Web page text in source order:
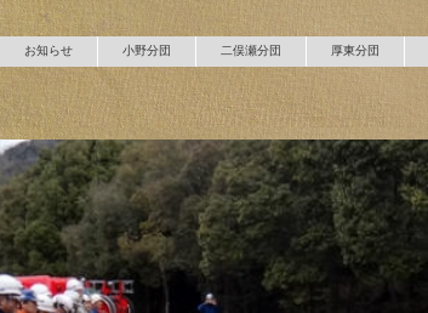
お知らせ 小野分団 二俣瀬分団 厚東分団